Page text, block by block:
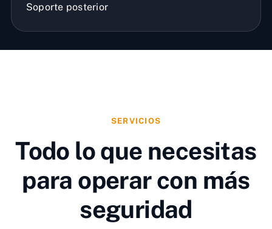
Soporte posterior
SERVICIOS
Todo lo que necesitas
para operar con más
seguridad